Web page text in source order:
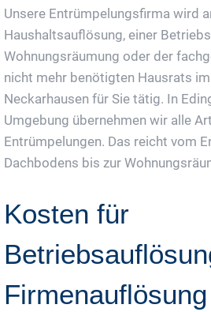
Unsere Entrümpelungsfirma wird
Haushaltsauflösung, einer
Wohnungsräumung oder der
nicht mehr benötigten Hausrats
Neckarhausen für Sie tätig. In
Umgebung übernehmen wir alle
Entrümpelungen. Das reicht vom
Dachbodens bis zur
Kosten für
Firmenauflösung